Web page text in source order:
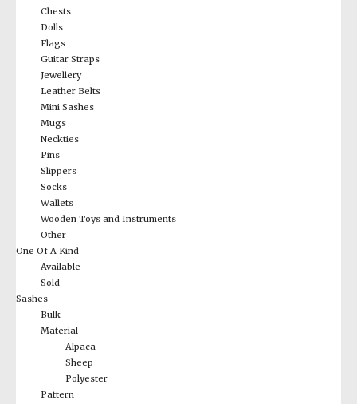
Chests
Dolls
Flags
Guitar Straps
Jewellery
Leather Belts
Mini Sashes
Mugs
Neckties
Pins
Slippers
Socks
Wallets
Wooden Toys and Instruments
Other
One Of A Kind
Available
Sold
Sashes
Bulk
Material
Alpaca
Sheep
Polyester
Pattern